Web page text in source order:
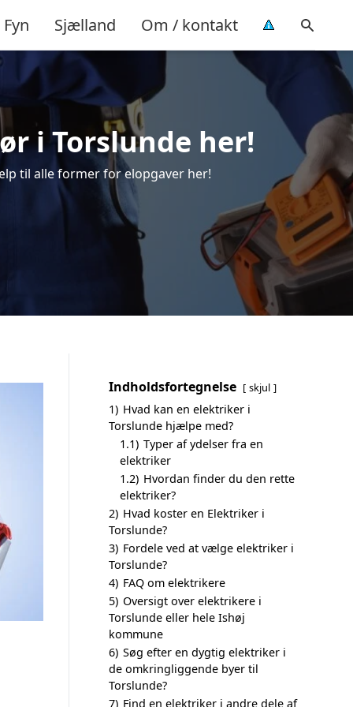
Fyn Sjælland Om / kontakt
i Torslunde her!
til alle former for elopgaver her!
Indholdsfortegnelse skjul
1) Hvad kan en elektriker i
Torslunde hjælpe med?
1.1) Typer af ydelser fra en
elektriker
1.2) Hvordan finder du den rette
elektriker?
2) Hvad koster en Elektriker i
Torslunde?
3) Fordele ved at vælge elektriker i
Torslunde?
4) FAQ om elektrikere
5) Oversigt over elektrikere i
Torslunde eller hele Ishøj
kommune
6) Søg efter en dygtig elektriker i
de omkringliggende byer til
Torslunde?
7) Find en elektriker i andre dele af